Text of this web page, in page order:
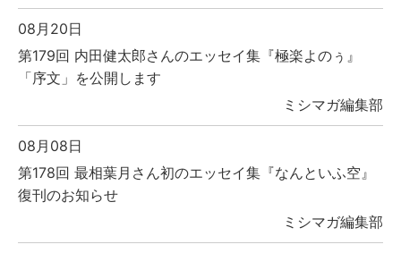
08月20日
第179回 内田健太郎さんのエッセイ集『極楽よのぅ』
「序文」を公開します
ミシマガ編集部
08月08日
第178回 最相葉月さん初のエッセイ集『なんといふ空』
復刊のお知らせ
ミシマガ編集部